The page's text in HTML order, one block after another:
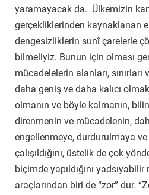
yaramayacak da. Ülkemizin
gerçekliklerinden kaynaklanan
dengesizliklerin sunî çarelerle
bilmeliyiz. Bunun için olması
mücadelelerin alanları,
daha geniş ve daha kalıcı
olmanın ve böyle kalmanın,
direnmenin ve mücadelenin,
engellenmeye, durdurulmaya ve
çalışıldığını, üstelik de çok
biçimde yapıldığını
araçlarından biri de “zor” dur.